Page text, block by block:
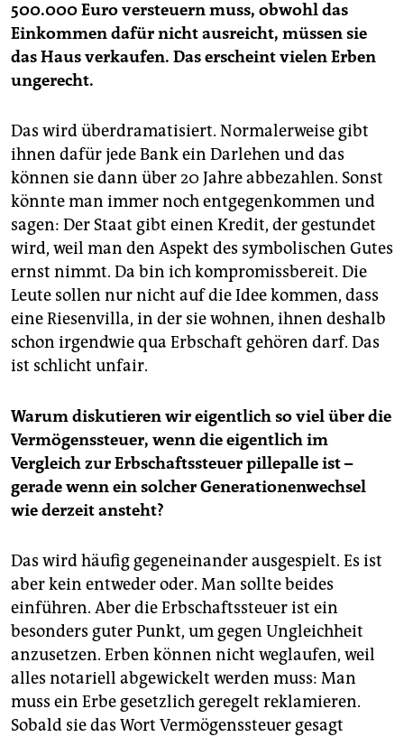
500.000 Euro versteuern muss, obwohl das
Einkommen dafür nicht ausreicht, müssen sie
das Haus verkaufen. Das erscheint vielen Erben
ungerecht.
Das wird überdramatisiert. Normalerweise gibt
ihnen dafür jede Bank ein Darlehen und das
können sie dann über 20 Jahre abbezahlen. Sonst
könnte man immer noch entgegenkommen und
sagen: Der Staat gibt einen Kredit, der gestundet
wird, weil man den Aspekt des symbolischen Gutes
ernst nimmt. Da bin ich kompromissbereit. Die
Leute sollen nur nicht auf die Idee kommen, dass
eine Riesenvilla, in der sie wohnen, ihnen deshalb
schon irgendwie qua Erbschaft gehören darf. Das
ist schlicht unfair.
Warum diskutieren wir eigentlich so viel über die
Vermögenssteuer, wenn die eigentlich im
Vergleich zur Erbschaftssteuer pillepalle ist –
gerade wenn ein solcher Generationenwechsel
wie derzeit ansteht?
Das wird häufig gegeneinander ausgespielt. Es ist
aber kein entweder oder. Man sollte beides
einführen. Aber die Erbschaftssteuer ist ein
besonders guter Punkt, um gegen Ungleichheit
anzusetzen. Erben können nicht weglaufen, weil
alles notariell abgewickelt werden muss: Man
muss ein Erbe gesetzlich geregelt reklamieren.
Sobald sie das Wort Vermögenssteuer gesagt